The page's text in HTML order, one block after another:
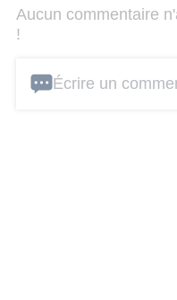
Aucun commentaire
!
Écrire un